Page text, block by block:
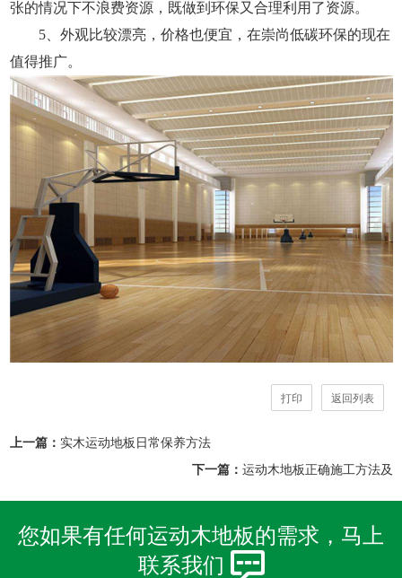
张的情况下不浪费资源，既做到环保又合理利用了资源。
5、外观比较漂亮，价格也便宜，在崇尚低碳环保的现在
值得推广。
返回列表
打印
上一篇： 实木运动地板日常保养方法
下一篇： 运动木地板正确施工方法及
您如果有任何运动木地板的需求，马上
联系我们